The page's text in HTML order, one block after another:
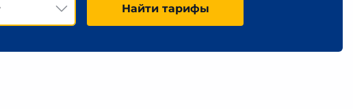
Найти тарифы